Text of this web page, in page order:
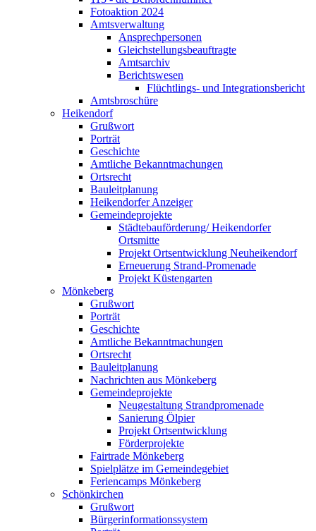
Fotoaktion 2024
Amtsverwaltung
Ansprechpersonen
Gleichstellungsbeauftragte
Amtsarchiv
Berichtswesen
Flüchtlings- und Integrationsbericht
Amtsbroschüre
Heikendorf
Grußwort
Porträt
Geschichte
Amtliche Bekanntmachungen
Ortsrecht
Bauleitplanung
Heikendorfer Anzeiger
Gemeindeprojekte
Städtebauförderung/ Heikendorfer
Ortsmitte
Projekt Ortsentwicklung Neuheikendorf
Erneuerung Strand-Promenade
Projekt Küstengarten
Mönkeberg
Grußwort
Porträt
Geschichte
Amtliche Bekanntmachungen
Ortsrecht
Bauleitplanung
Nachrichten aus Mönkeberg
Gemeindeprojekte
Neugestaltung Strandpromenade
Sanierung Ölpier
Projekt Ortsentwicklung
Förderprojekte
Fairtrade Mönkeberg
Spielplätze im Gemeindegebiet
Feriencamps Mönkeberg
Schönkirchen
Grußwort
Bürgerinformationssystem